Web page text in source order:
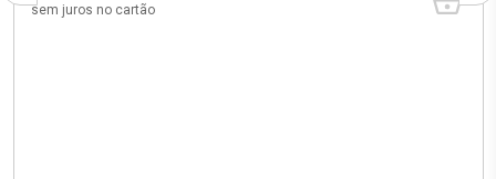
sem juros no cartão